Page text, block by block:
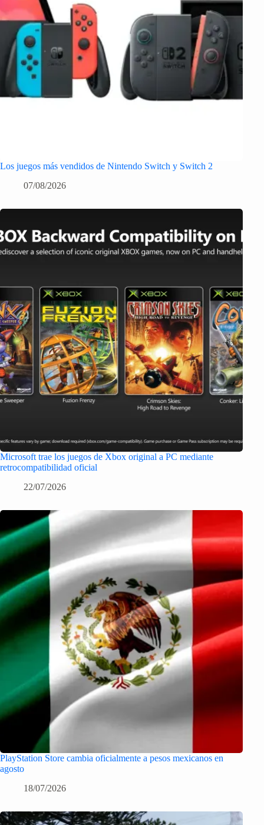
Los juegos más vendidos de Nintendo Switch y Switch 2
07/08/2026
Microsoft trae los juegos de Xbox original a PC mediante
retrocompatibilidad oficial
22/07/2026
PlayStation Store cambia oficialmente a pesos mexicanos en
agosto
18/07/2026